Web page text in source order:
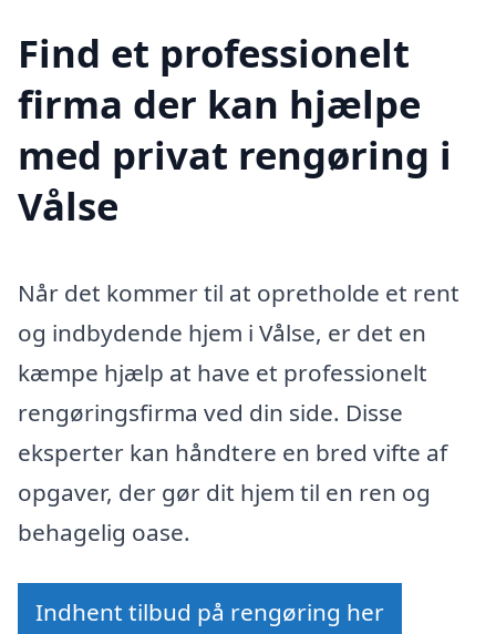
Find et professionelt
firma der kan hjælpe
med privat rengøring i
Vålse
Når det kommer til at opretholde et rent
og indbydende hjem i Vålse, er det en
kæmpe hjælp at have et professionelt
rengøringsfirma ved din side. Disse
eksperter kan håndtere en bred vifte af
opgaver, der gør dit hjem til en ren og
behagelig oase.
Indhent tilbud på rengøring her